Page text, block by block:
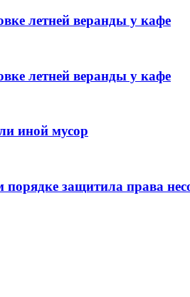
летней веранды у кафе
летней веранды у кафе
иной мусор
защитила права